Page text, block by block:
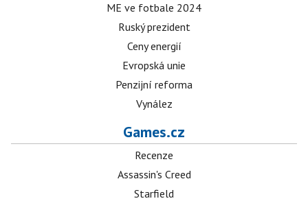
ME ve fotbale 2024
Ruský prezident
Ceny energií
Evropská unie
Penzijní reforma
Vynález
Games.cz
Recenze
Assassin's Creed
Starfield